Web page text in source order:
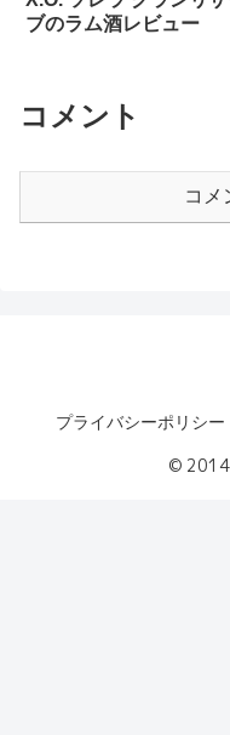
ブのラム酒レビュー
コメント
コメ
プライバシーポリシー
©